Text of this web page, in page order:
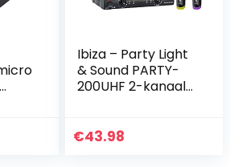
Ibiza – Party Light
& Sound PARTY-
200UHF 2-kanaals
met 2
€43.98